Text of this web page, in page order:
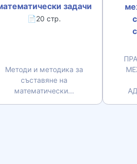
задачи
📄20 стр.
Методи и методика за
съставяне на
математически...